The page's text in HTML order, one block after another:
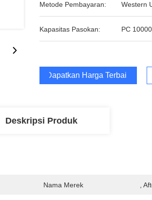
Metode Pembayaran: Western
Kapasitas Pasokan: PC
Dapatkan Harga Terbaik
Deskripsi Produk
Nama Merek ,